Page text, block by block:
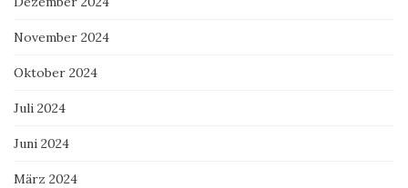
November 2024
Oktober 2024
Juli 2024
Juni 2024
März 2024